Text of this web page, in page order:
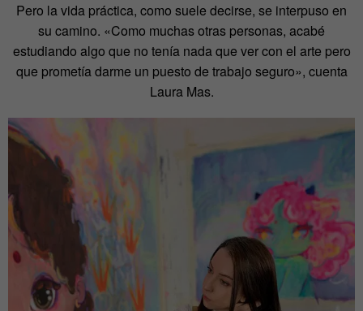
Pero la vida práctica, como suele decirse, se interpuso en
su camino. «Como muchas otras personas, acabé
estudiando algo que no tenía nada que ver con el arte pero
que prometía darme un puesto de trabajo seguro», cuenta
Laura Mas.